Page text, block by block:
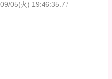
05(火) 19:46:35.77